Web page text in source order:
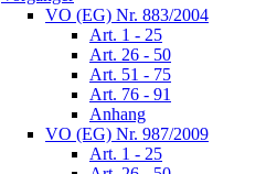
VO (EG) Nr. 883/2004
Art. 1 - 25
Art. 26 - 50
Art. 51 - 75
Art. 76 - 91
Anhang
VO (EG) Nr. 987/2009
Art. 1 - 25